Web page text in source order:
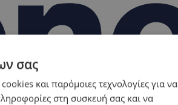
σας
και παρόμοιες τεχνολογίες για να
στη συσκευή σας και να